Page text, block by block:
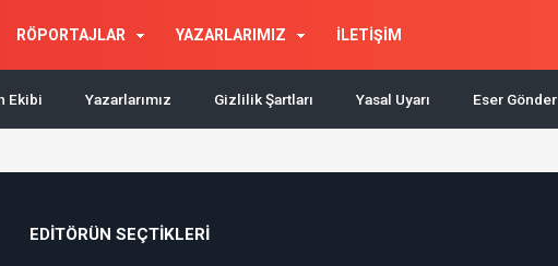
RÖPORTAJLAR YAZARLARIMIZ İLETİŞİM
Ekibi Yazarlarımız Gizlilik Şartları Yasal Uyarı Eser Gönder
EDITÖRÜN SEÇTIKLERI